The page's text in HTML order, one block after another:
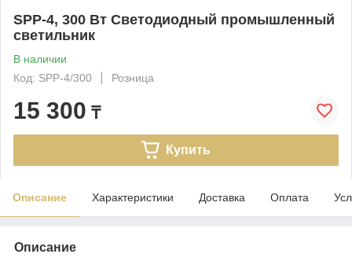
SPP-4, 300 Вт Светодиодный промышленный
светильник
В наличии
Код: SPP-4/300
Розница
15 300 ₸
Купить
Описание Характеристики Доставка Оплата
Описание